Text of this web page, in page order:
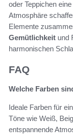
oder Teppichen
Atmosphäre
Elemente
Gemütlichkeit und
harmonischen
FAQ
Welche Farben
Ideale Farben für
Töne wie Weiß,
entspannende